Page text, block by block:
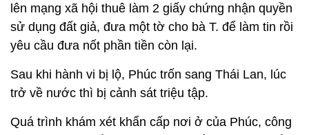
lên mạng xã hội thuê làm 2 giấy chứng nhận quyền
sử dụng đất giả, đưa một tờ cho bà T. để làm tin rồi
yêu cầu đưa nốt phần tiền còn lại.
Sau khi hành vi bị lộ, Phúc trốn sang Thái Lan, lúc
trở về nước thì bị cảnh sát triệu tập.
Quá trình khám xét khẩn cấp nơi ở của Phúc, công